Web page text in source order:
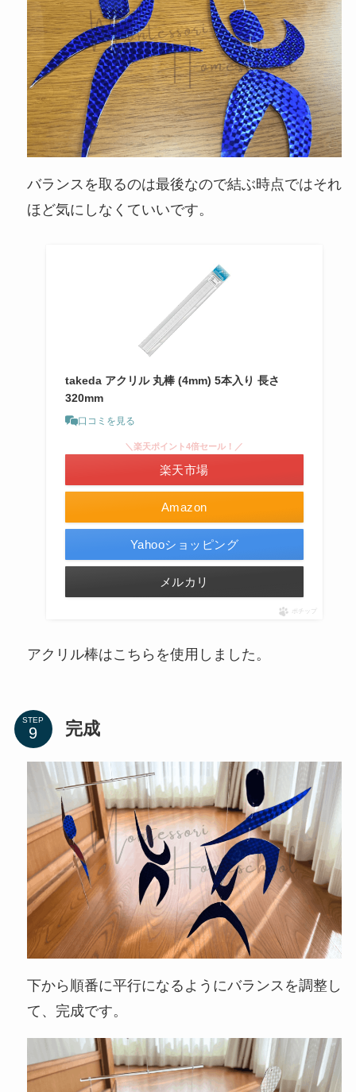
バランスを取るのは最後なので結ぶ時点ではそれ
ほど気にしなくていいです。
takeda アクリル 丸棒 (4mm) 5本入り 長さ
320mm
口コミを見る
Amazon
＼楽天ポイント4倍セール！／
楽天市場
Yahooショッピング
メルカリ
ポチップ
アクリル棒はこちらを使用しました。
STEP 完成
下から順番に平行になるようにバランスを調整し
て、完成です。